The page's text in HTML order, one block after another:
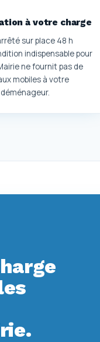
à votre charge
sur place 48 h
indispensable pour
ne fournit pas de
mobiles à votre